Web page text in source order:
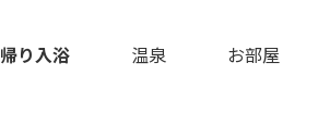
り入浴 温泉 お部屋